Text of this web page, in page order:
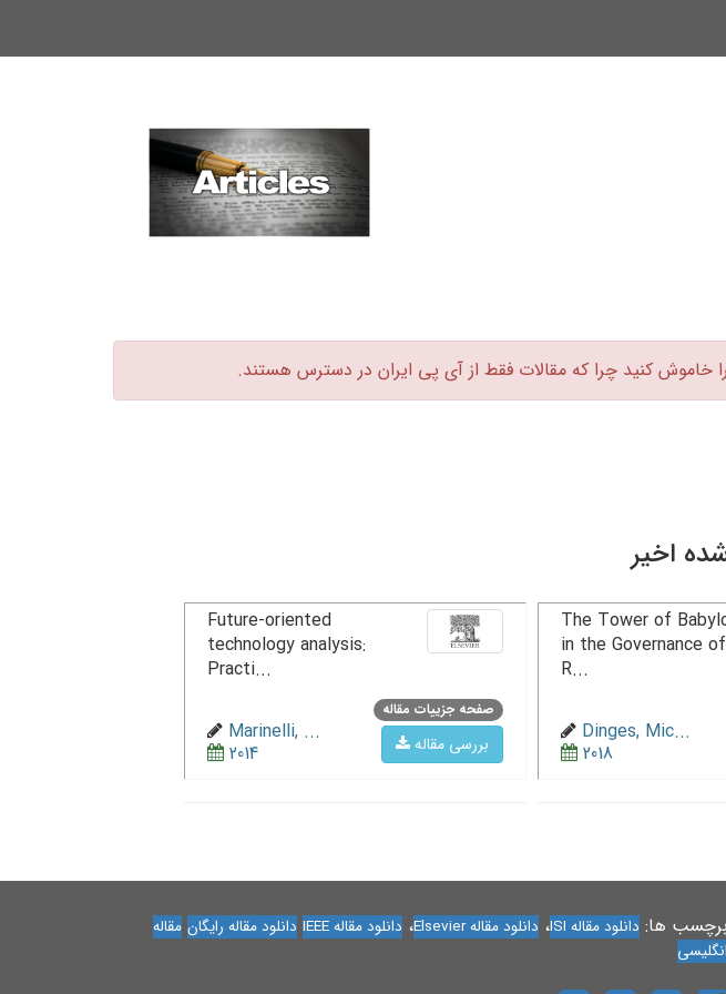
خاموش کنید چرا که مقالات فقط از آی پی ایران در دسترس هستند.‏
اخیر
The Tower of
in the Governance of
R...
Dinges, Mic...
2018
صفحه جزییات مقاله
بررسی مقاله
Future-oriented
technology analysis:
Practi...
Marinelli, ...
2014
برچسب ها: دانلود مقاله ISI ، دانلود مقاله Elsevier ، دانلود مقاله IEEE دانلود مقاله رایگان مقاله
انگلیسی